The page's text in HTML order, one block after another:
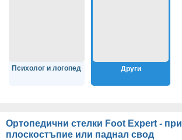
Психолог и логопед Други
Ортопедични стелки Foot Expert - при
плоскостъпие или паднал свод